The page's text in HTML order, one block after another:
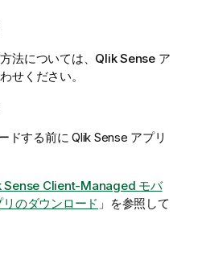
法については、 Qlik Senseア
せください。
ドする前に Qlik Sense アプリ
Sense Client-Managed モバ
のダウンロード 」を参照して